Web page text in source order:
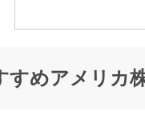
すめアメリカ